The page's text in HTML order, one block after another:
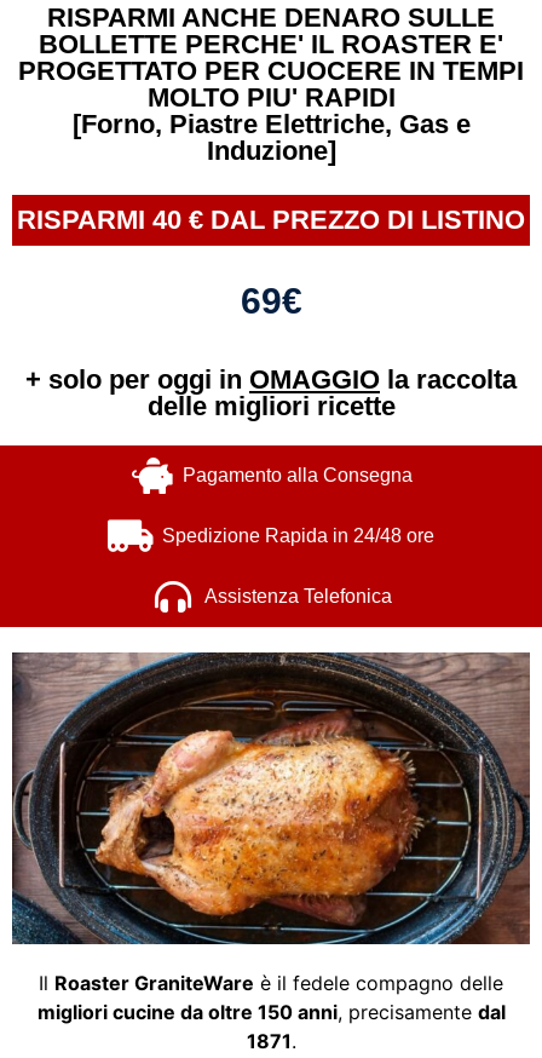
RISPARMI ANCHE DENARO SULLE
BOLLETTE PERCHE' IL ROASTER E'
PROGETTATO PER CUOCERE IN TEMPI
MOLTO PIU' RAPIDI
[Forno, Piastre Elettriche, Gas e
Induzione]
RISPARMI 40 € DAL PREZZO DI LISTINO
69€
+ solo per oggi in OMAGGIO la raccolta
delle migliori ricette
Pagamento alla Consegna
Spedizione Rapida in 24/48 ore
Assistenza Telefonica
Il Roaster GraniteWare è il fedele compagno delle
migliori cucine da oltre 150 anni, precisamente dal
1871.